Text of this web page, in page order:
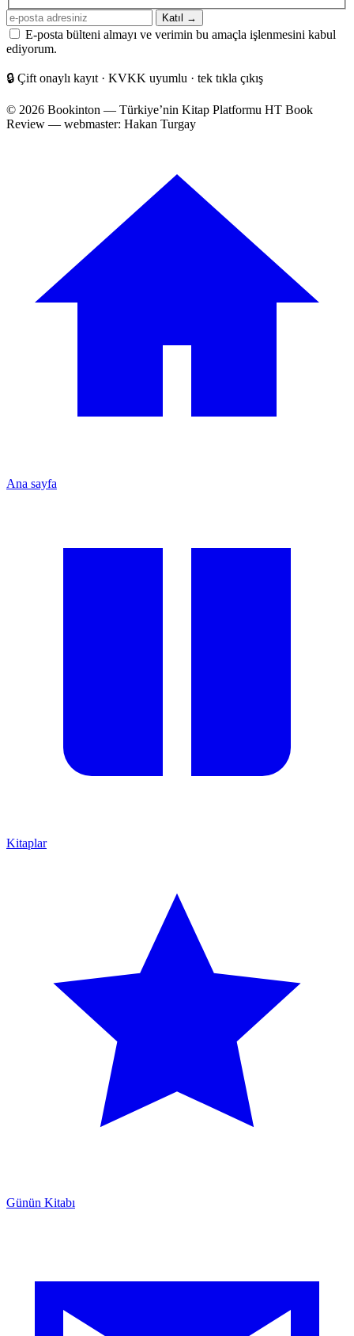
E-
posta
adresiniz
Katıl →
E-posta bülteni almayı ve verimin bu amaçla işlenmesini kabul
ediyorum.
🔒 Çift onaylı kayıt · KVKK uyumlu · tek tıkla çıkış
© 2026 Bookinton — Türkiye’nin Kitap Platformu HT Book
Review — webmaster: Hakan Turgay
Ana sayfa
Kitaplar
Günün Kitabı